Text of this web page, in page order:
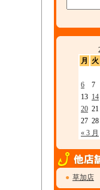
月
火
« 3 月
6
7
13 14
20 21
27 28
● 草加店